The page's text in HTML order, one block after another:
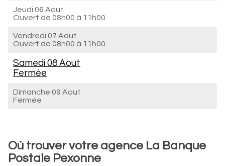
Jeudi 06 Aout
Ouvert de 08h00 à 11h00
Vendredi 07 Aout
Ouvert de 08h00 à 11h00
Samedi 08 Aout
Fermée
Dimanche 09 Aout
Fermée
Où trouver votre agence La Banque
Postale Pexonne